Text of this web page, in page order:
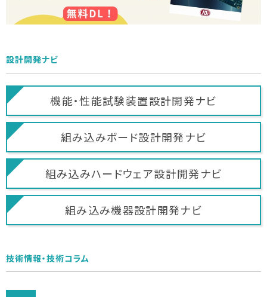
設計開発ナビ
機能・性能試験装置設計開発ナビ
組み込みボード設計開発ナビ
組み込みハードウェア設計開発ナビ
組み込み機器設計開発ナビ
技術情報・技術コラム